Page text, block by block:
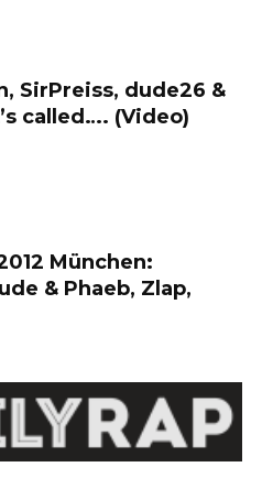
SirPreiss, dude26 &
called…. (Video)
München:
& Phaeb, Zlap,